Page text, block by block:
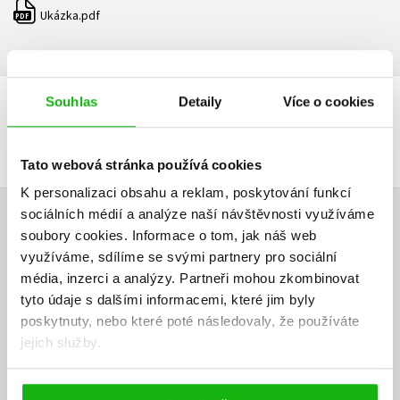
Souhlas Detaily Více o cookies
Tato webová stránka používá cookies
K personalizaci obsahu a reklam, poskytování funkcí
sociálních médií a analýze naší návštěvnosti využíváme
soubory cookies. Informace o tom, jak náš web
využíváme, sdílíme se svými partnery pro sociální
média, inzerci a analýzy. Partneři mohou zkombinovat
tyto údaje s dalšími informacemi, které jim byly
poskytnuty, nebo které poté následovaly, že používáte
jejich služby.
PDF Ukázka.pdf
DALŠÍ TITULY Z ŘADY "BEAST QUEST"
HODNOCENÍ ČTENÁŘŮ
V současné době nejsou vytvořena žádná uživatelská hodnocení.
Vaše hodnocení
Uživatelskou recenzi mohou vkládat pouze registrovaní uživatelé